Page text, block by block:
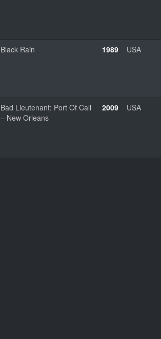
Black Rain 1989 USA
Bad Lieutenant: Port Of Call
– New Orleans
2009 USA